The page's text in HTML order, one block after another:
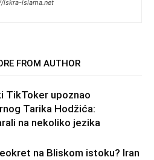
iskra-islama.net
FROM AUTHOR
TikToker upoznao
Tarika Hodžića:
na nekoliko jezika
na Bliskom istoku? Iran